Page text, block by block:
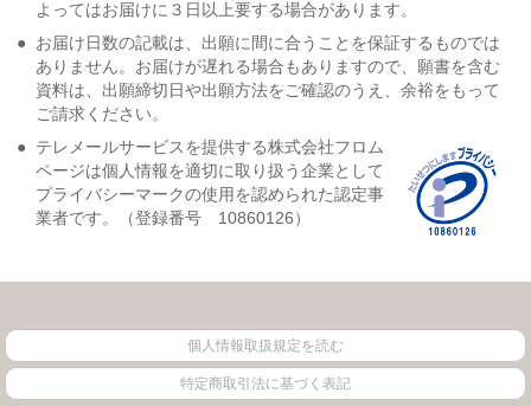
よってはお届けに３日以上要する場合があります。
● お届け日数の記載は、出願に間に合うことを保証するものでは
ありません。お届けが遅れる場合もありますので、願書を含む
資料は、出願締切日や出願方法をご確認のうえ、余裕をもって
ご請求ください。
● テレメールサービスを提供する株式会社フロム
ページは個人情報を適切に取り扱う企業として
プライバシーマークの使用を認められた認定事
業者です。（登録番号 10860126）
個人情報取扱規定を読む
特定商取引法に基づく表記